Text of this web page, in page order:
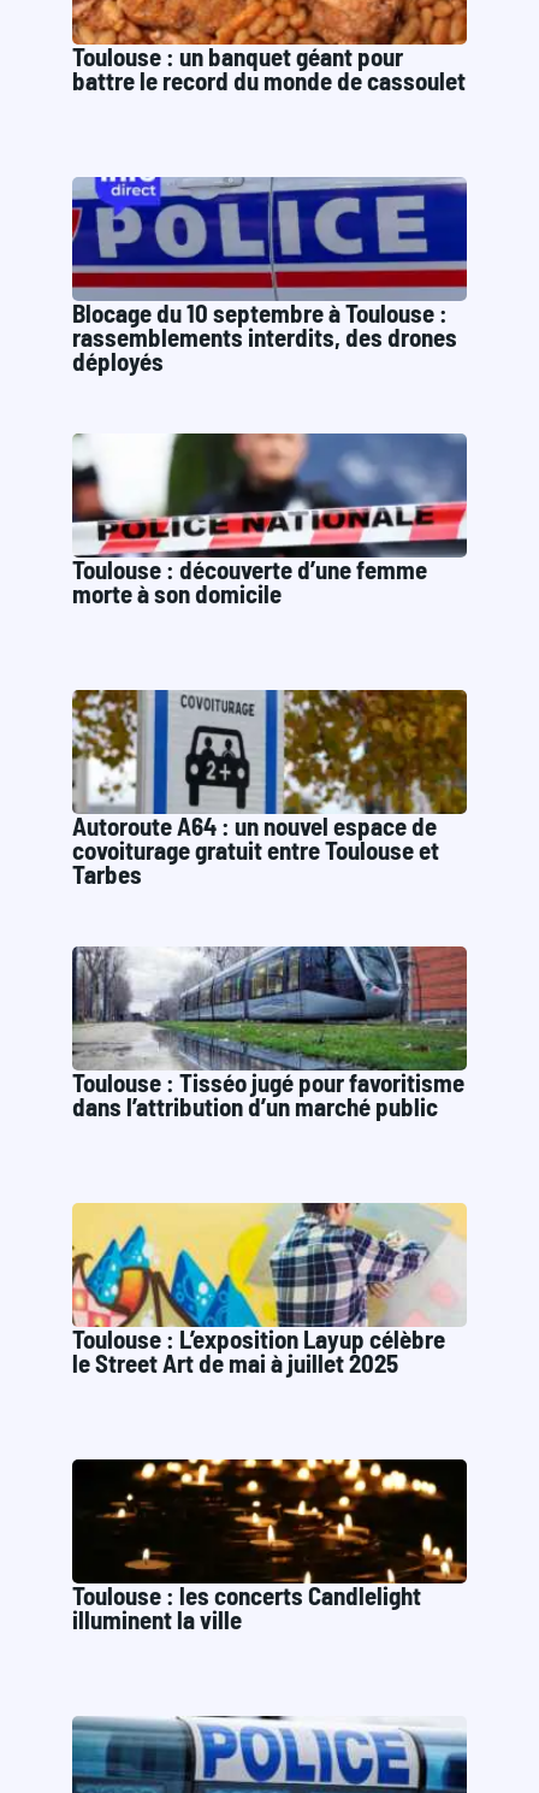
Toulouse : un banquet géant pour
battre le record du monde de cassoulet
Blocage du 10 septembre à Toulouse :
rassemblements interdits, des drones
déployés
Toulouse : découverte d’une femme
morte à son domicile
Autoroute A64 : un nouvel espace de
covoiturage gratuit entre Toulouse et
Tarbes
Toulouse : Tisséo jugé pour favoritisme
dans l’attribution d’un marché public
Toulouse : L’exposition Layup célèbre
le Street Art de mai à juillet 2025
Toulouse : les concerts Candlelight
illuminent la ville